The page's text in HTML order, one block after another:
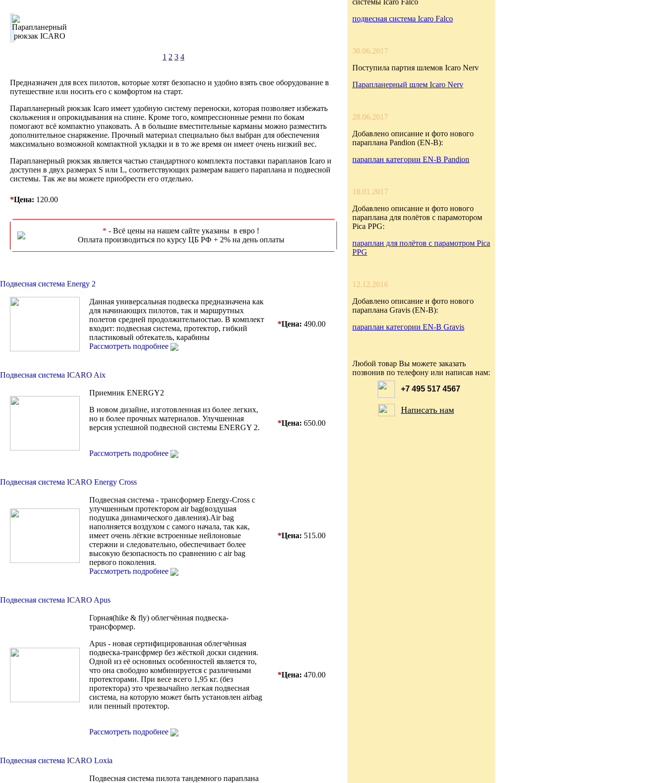
1 2 3 4
Предназначен для всех пилотов, которые хотят безопасно и удобно взять свое оборудование в
путешествие или носить его с комфортом на старт.
Парапланерный рюкзак Icaro имеет удобную систему переноски, которая позволяет избежать
скольжения и опрокидывания на спине. Кроме того, компрессионные ремни по бокам
помогают всё компактно упаковать. А в большие вместительные карманы можно разместить
дополнительное снаряжение. Прочный материал специально был выбран для обеспечения
максимально возможной компактной укладки и в то же время он имеет очень низкий вес.
Парапланерный рюкзак является частью стандартного комплекта поставки парапланов Icaro и
доступен в двух размерах S или L, соответствующих размерам вашего параплана и подвесной
системы. Так же вы можете приобрести его отдельно.
*Цена: 120.00
* - Всё цены на нашем сайте указаны в евро !
Оплата производиться по курсу ЦБ РФ + 2% на день оплаты
Подвесная система Energy 2
Данная универсальная подвеска предназначена как
для начинающих пилотов, так и маршрутных
полетов средней продолжительностью. В комплект
входит: подвесная система, протектор, гибкий
пластиковый обтекатель, карабины
Рассмотреть подробнее
*Цена: 490.00
Подвесная система ICARO Aix
Приемник ENERGY2
В новом дизайне, изготовленная из более легких,
но и более прочных материалов. Улучшенная
версия успешной подвесной системы ENERGY 2.
Рассмотреть подробнее
*Цена: 650.00
Подвесная система ICARO Energy Cross
Подвесная система - трансформер Energy-Cross с
улучшенным протектором air bag(воздушая
подушка динамического давления).Air bag
наполняется воздухом с самого начала, так как,
имеет очень лёгкие встроенные нейлоновые
стержни и следовательно, обеспечивает более
высокую безопасность по сравнению с air bag
первого поколения.
Рассмотреть подробнее
*Цена: 515.00
Подвесная система ICARO Apus
Горная(hike & fly) облегчённая подвеска-
трансформер.
Apus - новая сертифицированная облегчённая
подвеска-трансфрмер без жёсткой доски сидения.
Одной из её основных особенностей является то,
что она свободно комбинируется с различными
протекторами. При весе всего 1,95 кг. (без
протектора) это чрезвычайно легкая подвесная
система, на которую может быть установлен airbag
или пенный протектор.
Рассмотреть подробнее
*Цена: 470.00
Подвесная система ICARO Loxia
Подвесная система пилота тандемного параплана
системы Icaro Falco
подвесная система Icaro Falco
30.06.2017
Поступила партия шлемов Icaro Nerv
Парапланерный шлем Icaro Nerv
28.06.2017
Добавлено описание и фото нового
параплана Pandion (EN-B):
параплан категории EN-B Pandion
18.01.2017
Добавлено описание и фото нового
параплана для полётов с парамотором
Pica PPG:
параплан для полётов с парамотром Pica
PPG
12.12.2016
Добавлено описание и фото нового
параплана Gravis (EN-B):
параплан категории EN-B Gravis
Любой товар Вы можете заказать
позвонив по телефону или написав нам:
+7 495 517 4567
Написать нам